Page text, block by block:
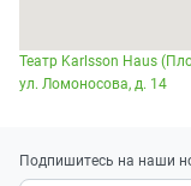
Театр Karlsson Haus
ул. Ломоносова, д. 14
Подпишитесь на наши